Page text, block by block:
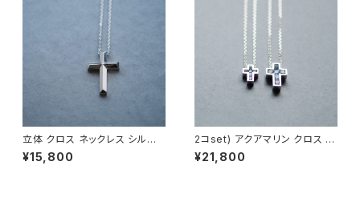
立体 クロス ネックレス シルバ
ー925 メンズ ユニセックス
¥15,800
2コset) アクアマリン クロス ペ
ア ネックレス シルバー925
¥21,800